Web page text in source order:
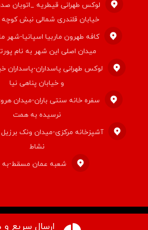
لوکس طهرانی قیطریه _اتوبان صدر
خیابان قلندری شمالی نبش کوچه
کافه طهرون ماربیا اسپانیا-شهر
میدان اصلی این شهر به نام
لوکس طهرانی پاسداران-پاسداران
و خیابان پناهی نیا
سفره خانه سنتی باران-میدان
نرسیده به همت
آشپزخانه مرکزی-میدان ونک
نشاط
شعبه عمان مسقط-به
ارسال سریع و